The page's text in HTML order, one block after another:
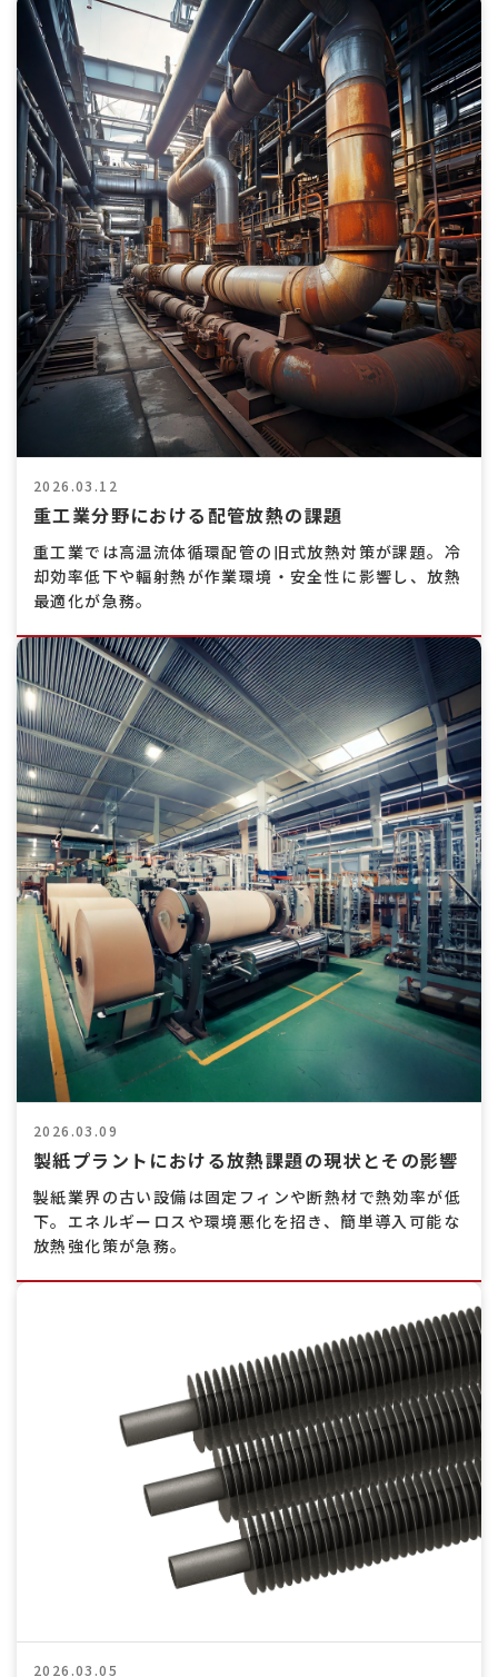
2026.03.12
重工業分野における配管放熱の課題
重工業では高温流体循環配管の旧式放熱対策が課題。冷
却効率低下や輻射熱が作業環境・安全性に影響し、放熱
最適化が急務。
2026.03.09
製紙プラントにおける放熱課題の現状とその影響
製紙業界の古い設備は固定フィンや断熱材で熱効率が低
下。エネルギーロスや環境悪化を招き、簡単導入可能な
放熱強化策が急務。
2026.03.05